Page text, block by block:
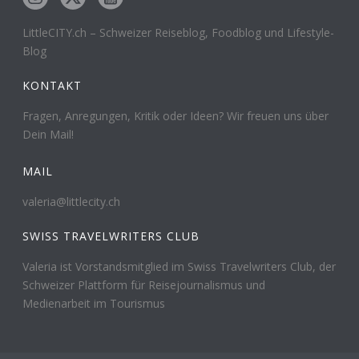
LittleCITY.ch – Schweizer Reiseblog, Foodblog und Lifestyle-
Blog
KONTAKT
Fragen, Anregungen, Kritik oder Ideen? Wir freuen uns über
Dein Mail!
MAIL
valeria@littlecity.ch
SWISS TRAVELWRITERS CLUB
Valeria ist Vorstandsmitglied im Swiss Travelwriters Club, der
Schweizer Plattform für Reisejournalismus und
Medienarbeit im Tourismus